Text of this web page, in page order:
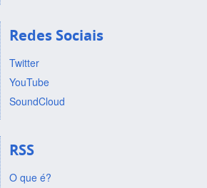
Redes Sociais
Twitter
YouTube
SoundCloud
RSS
O que é?